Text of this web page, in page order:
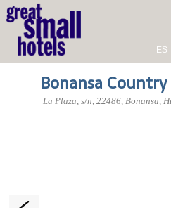
ES
Bonansa Country
La Plaza, s/n, 22486, Bonansa,